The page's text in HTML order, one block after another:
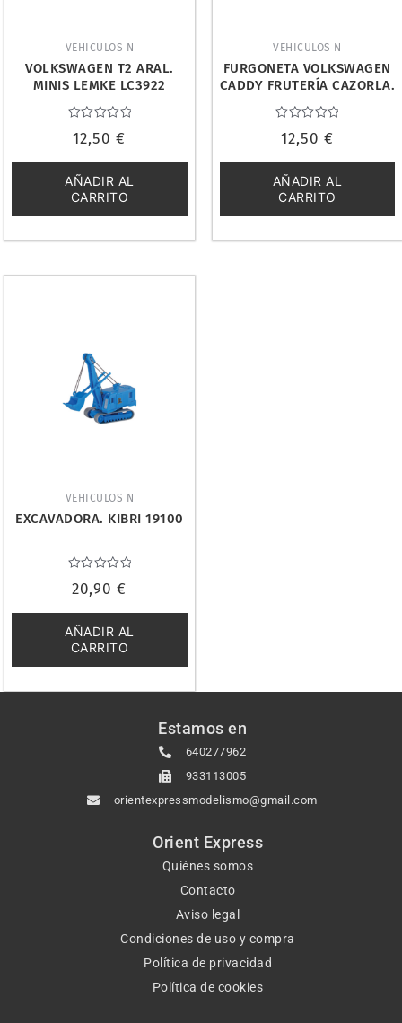
VEHICULOS N
VOLKSWAGEN T2 ARAL.
MINIS LEMKE LC3922
con
de
5
12,50€
AÑADIR AL
CARRITO
VEHICULOS N
FURGONETA VOLKSWAGEN
CADDY FRUTERÍA CAZORLA.
RIETZEAUTOMODELLE
16987
con
de
5
12,50 €
AÑADIR AL
CARRITO
VEHICULOS N
EXCAVADORA. KIBRI 19100
con
de
5
20,90€
AÑADIR AL
CARRITO
Estamos en
640277962
933113005
orientexpressmodelismo@gmail.com
Orient Express
Quiénes somos
Contacto
Aviso legal
Condiciones de uso y compra
Política de privacidad
Política de cookies